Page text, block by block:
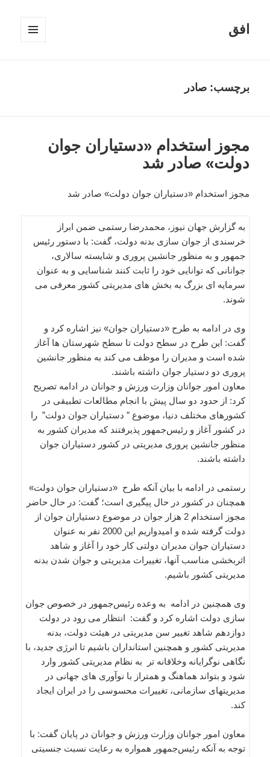
افق
برچسب:صادر
مجوز استخدام «دستیاران جوان
دولت» صادر شد
مجوز استخدام «دستیاران جوان دولت» صادر شد
به گزارش جهان نیوز، محمدرضا رستمی ضمن ابراز
خرسندی از جوان سازی بدنه دولت، گفت: با دستور رئیس
جمهور و به منظور جانشین پروری و شایسته سالاری،
جوانانی که توانایی خود را ثابت کنند شناسایی و به عنوان
سرمایه ای بزرگ به بخش های مدیریتی کشور معرفی می
شوند.
وی در ادامه به طرح «دستیاران جوان» نیز اشاره کرد و
گفت: این طرح در سطح دولت تا سطح شهرستان ها آغاز
شده است و مدیران را موظف می کند به منظور جانشین
پروری دو دستیار جوان داشته باشند.
معاون امور جوانان وزارت ورزش و جوانان در ادامه تصریح
کرد: از حدود دو سال پیش با انجام مطالعات تطبیقی در
کشورهای مختلف دنیا، موضوع ” دستیاران جوان دولت” را
در کشور آغاز و رئیس‌جمهور پذیرفتند که مدیران کشور به
منظور جانشین پروری مدیریتی در کشور دستیاران جوان
داشته باشند.
رستمی در ادامه با بیان آنکه طرح «دستیاران جوان دولت»
همچنان در کشور در حال پیگیری است؛ گفت: در حال حاضر
مجوز استخدام 2 هزار جوان در موضوع دستیاران جوان از
دولت گرفته شده و امیدواریم این 2000 نفر به عنوان
دستیاران جوان مدیران دولتی کار خود را آغاز و شاهد
اثربخشی مناسب آنها، تغییرات مدیریتی و جوان شدن بدنه
مدیریتی کشور باشیم.
وی همچنین در ادامه به وعده رئیس‌جمهور در خصوص جوان
سازی دولت اشاره کرد و گفت: انتظار می رود در دولت
دوازدهم شاهد تغییر سن مدیریتی در هیئت دولت، بدنه
مدیریتی کشور و همچنین استانداران باشیم تا انرژی جدید، با
نگاهی نوگرایانه وخلاقانه تر به نظام مدیریتی کشور وارد
شود و بتواند هماهنگ و همتراز با نوآوری های جهانی در
مدیریتهای سازمانی، تغییرات محسوسی را در ایران ایجاد
کند.
معاون امور جوانان وزارت ورزش و جوانان در پایان گفت: با
توجه به آنکه رئیس‌جمهور همواره به رعایت نسبت جنسیتی